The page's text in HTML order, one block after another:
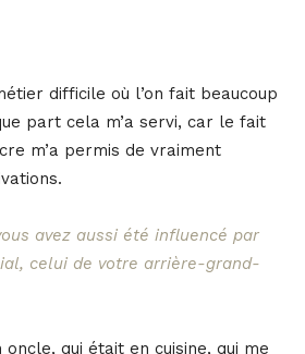
difficile où l’on fait beaucoup
part cela m’a servi, car le fait
m’a permis de vraiment
avez aussi été influencé par
celui de votre arrière-grand-
oncle, qui était en cuisine, qui me